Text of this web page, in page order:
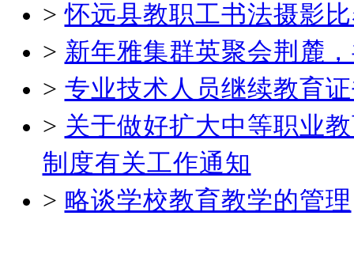
>怀远县教职工书法摄影
> 新年雅集群英聚会荆麓
> 专业技术人员继续教育
> 关于做好扩大中等职业
制度有关工作通知
> 略谈学校教育教学的管理